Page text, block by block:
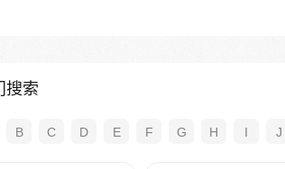
搜索
B C D E F G H I J